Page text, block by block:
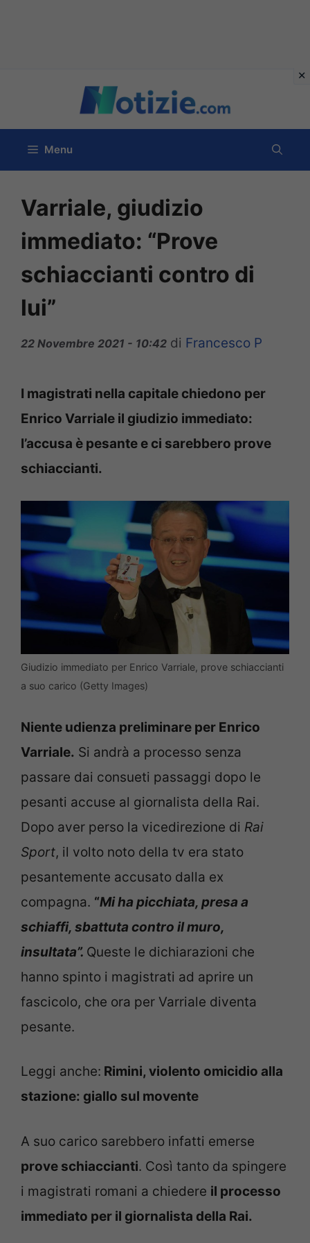
contenuto
Menu
Varriale, giudizio
immediato: “Prove
schiaccianti contro di
lui”
22 Novembre 2021 - 10:42 di Francesco P
I magistrati nella capitale chiedono per
Enrico Varriale il giudizio immediato:
l’accusa è pesante e ci sarebbero prove
schiaccianti.
Giudizio immediato per Enrico Varriale, prove schiaccianti
a suo carico (Getty Images)
Niente udienza preliminare per Enrico
Varriale. Si andrà a processo senza
passare dai consueti passaggi dopo le
pesanti accuse al giornalista della Rai.
Dopo aver perso la vicedirezione di Rai
Sport, il volto noto della tv era stato
pesantemente accusato dalla ex
compagna. “Mi ha picchiata, presa a
schiaffi, sbattuta contro il muro,
insultata”. Queste le dichiarazioni che
hanno spinto i magistrati ad aprire un
fascicolo, che ora per Varriale diventa
pesante.
Leggi anche: Rimini, violento omicidio alla
stazione: giallo sul movente
A suo carico sarebbero infatti emerse
prove schiaccianti. Così tanto da spingere
i magistrati romani a chiedere il processo
immediato per il giornalista della Rai.